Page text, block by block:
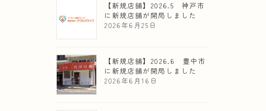
【新規店舗】2026.5 神戸市
に新規店舗が開局しました
2026年6月25日
【新規店舗】2026.6 豊中市
に新規店舗が開局しました
2026年6月16日